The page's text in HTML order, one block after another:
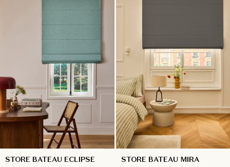
STORE BATEAU ECLIPSE STORE BATEAU MIRA